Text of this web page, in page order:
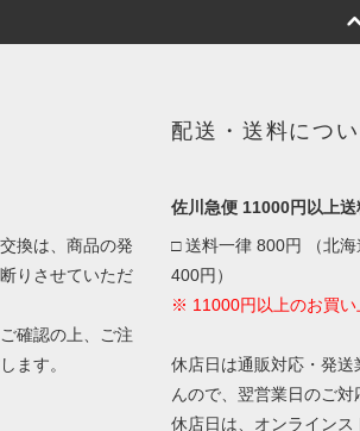
換は、商品の発
りさせていただ
確認の上、ご注
ます。
配送・送料につ
佐川急便 11000円以上送
□ 送料一律 800円 （北
400円）
※ 11000円以上のお買い
休店日は通販対応・発
んので、翌営業日のご対
休店日は、オンライン